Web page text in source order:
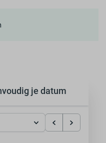
je datum